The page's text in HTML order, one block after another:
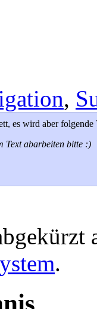
,
es wird aber folgende
Text abarbeiten bitte :)
.